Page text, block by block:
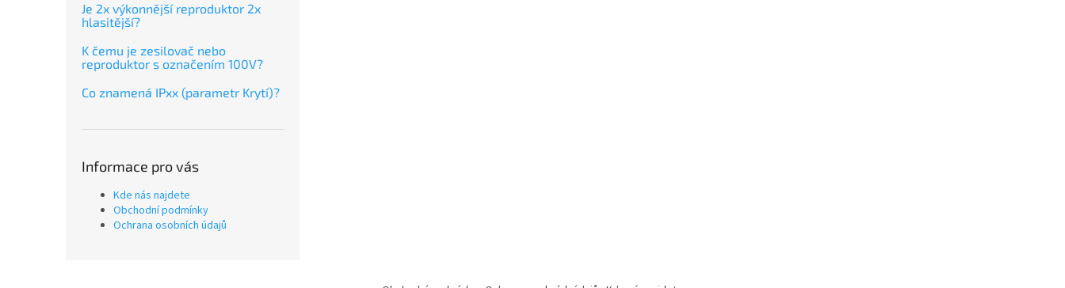
Je 2x výkonnější reproduktor 2x
hlasitější?
K čemu je zesilovač nebo
reproduktor s označením 100V?
Co znamená IPxx (parametr Krytí)?
Informace pro vás
Kde nás najdete
Obchodní podmínky
Ochrana osobních údajů